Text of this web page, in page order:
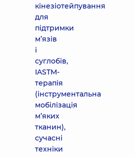
кінезіотейпування
для
підтримки
м’язів
і
суглобів,
IASTM-
терапія
(інструментальна
мобілізація
м’яких
тканин),
сучасні
техніки